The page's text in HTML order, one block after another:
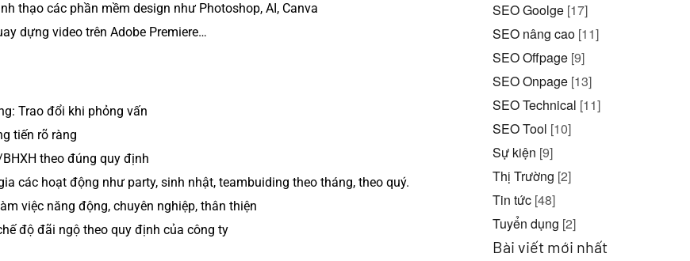
thạo các phần mềm design như Photoshop, AI, Canva
dựng video trên Adobe Premiere…
Trao đổi khi phỏng vấn
tiến rõ ràng
theo đúng quy định
các hoạt động như party, sinh nhật, teambuiding theo tháng, theo quý.
việc năng động, chuyên nghiệp, thân thiện
độ đãi ngộ theo quy định của công ty
SEO Goolge [17]
SEO nâng cao [11]
SEO Offpage [9]
SEO Onpage [13]
SEO Technical [11]
SEO Tool [10]
Sự kiện [9]
Thị Trường [2]
Tin tức [48]
Tuyển dụng [2]
Bài viết mới nhất